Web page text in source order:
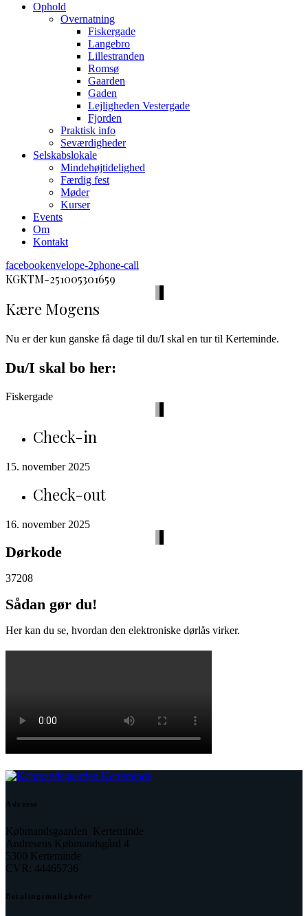
Ophold
Overnatning
Fiskergade
Langebro
Lillestranden
Romsø
Gaarden
Gaden
Lejligheden Vestergade
Fjorden
Praktisk info
Seværdigheder
Selskabslokale
Mindehøjtidelighed
Færdig fest
Møder
Kurser
Events
Om
Kontakt
facebookenvelope-2phone-call
KGKTM-251005301659
Kære Mogens
Nu er der kun ganske få dage til du/I skal en tur til Kerteminde.
Du/I skal bo her:
Fiskergade
Check-in
15. november 2025
Check-out
16. november 2025
Dørkode
37208
Sådan gør du!
Her kan du se, hvordan den elektroniske dørlås virker.
Adresse
Købmandsgaarden Kerteminde
Andresens Købmandsgård 4
5300 Kerteminde
CVR: 44465736
Betalingsmuligheder